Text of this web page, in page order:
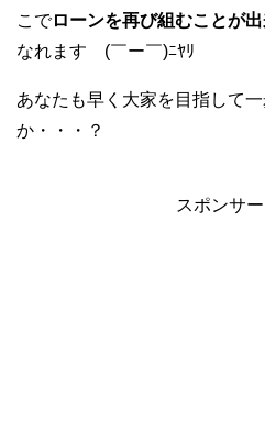
こでローンを再び組むことが
なれます (￣ー￣)ﾆﾔﾘ
あなたも早く大家を目指して
か・・・？
スポンサ